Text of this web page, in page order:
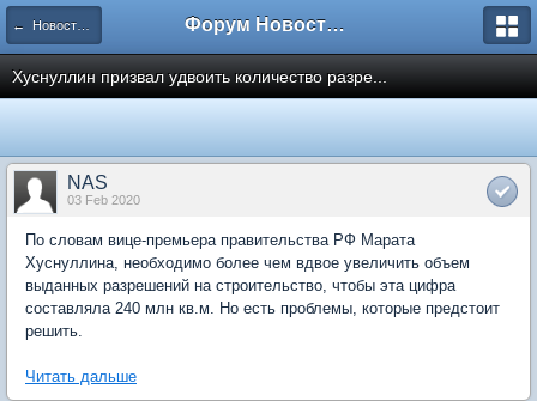
← Новости рынка недвижимости Форум Новостройки
Хуснуллин призвал удвоить количество разре...
NAS
03 Feb 2020
По словам вице-премьера правительства РФ Марата
Хуснуллина, необходимо более чем вдвое увеличить объем
выданных разрешений на строительство, чтобы эта цифра
составляла 240 млн кв.м. Но есть проблемы, которые предстоит
решить.
Читать дальше